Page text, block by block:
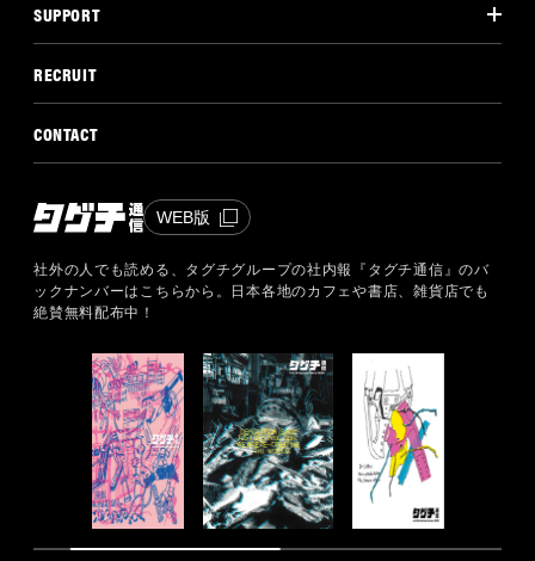
SUPPORT
RECRUIT
CONTACT
WEB版
社外の人でも読める、タグチグループの社内報『タグチ通信』のバ
ックナンバーはこちらから。
日本各地のカフェや書店、雑貨店でも
絶賛無料配布中！